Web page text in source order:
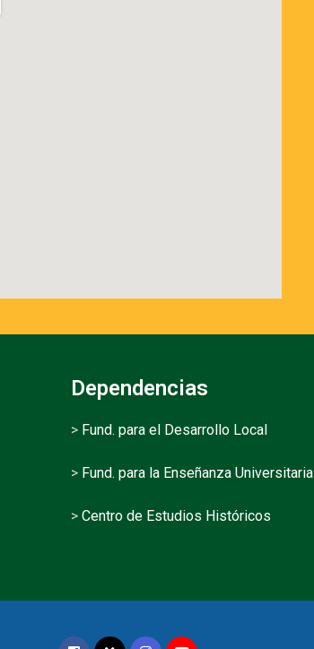
Dependencias
> Fund. para el Desarrollo Local
> Fund. para la Enseñanza Universitaria
> Centro de Estudios Históricos